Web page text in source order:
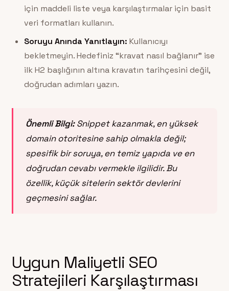
için maddeli liste veya karşılaştırmalar için basit
veri formatları kullanın.
Soruyu Anında Yanıtlayın: Kullanıcıyı
bekletmeyin. Hedefiniz “kravat nasıl bağlanır” ise
ilk H2 başlığının altına kravatın tarihçesini değil,
doğrudan adımları yazın.
Önemli Bilgi:Snippet kazanmak, en yüksek
domain otoritesine sahip olmakla değil;
spesifik bir soruya, en temiz yapıda ve en
doğrudan cevabı vermekle ilgilidir. Bu
özellik, küçük sitelerin sektör devlerini
geçmesini sağlar.
Uygun Maliyetli SEO
Stratejileri Karşılaştırması